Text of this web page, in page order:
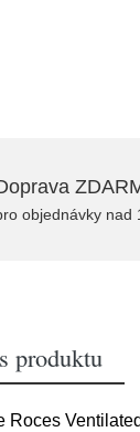
objednávky nad
produktu
Roces